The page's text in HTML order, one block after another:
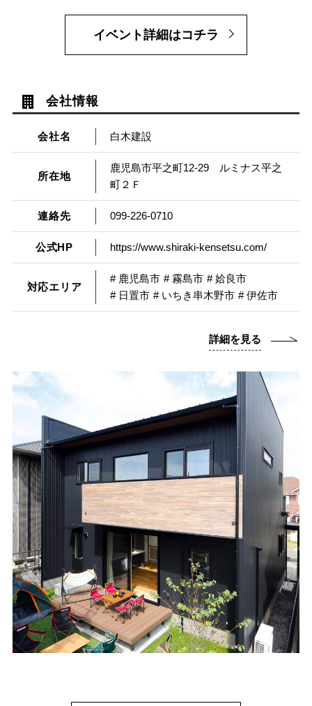
イベント詳細はコチラ
会社情報
会社名 白木建設
所在地
鹿児島市平之町12-29 ルミナス平之
町２Ｆ
連絡先 099-226-0710
公式HP https://www.shiraki-kensetsu.com/
対応エリア
# 鹿児島市 # 霧島市 # 姶良市
# 日置市 # いちき串木野市 # 伊佐市
詳細を見る